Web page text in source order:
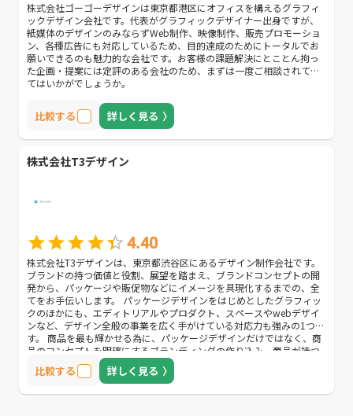
株式会社ゴーゴーデザインは東京都港区にオフィスを構えるグラフィ
ックデザイン会社です。代表がグラフィックデザイナー出身ですが、
紙媒体のデザインのみならずWeb制作、映像制作、販売プロモーショ
ン、各種広告にも対応しているため、目的達成のためにトータルでお
願いできるのも魅力的な会社です。お客様の課題解決にとことん拘っ
た企画・提案には定評のある会社のため、まずは一度ご相談されてみ
てはいかがでしょうか。
比較する 詳しく見る
株式会社T3デザイン
4.40
株式会社T3デザインは、東京都渋谷区にあるデザイン制作会社です。
ブランドの持つ価値と役割、展望を踏まえ、ブランドコンセプトの開
発から、パッケージや販促物などにイメージを具現化するまでの、全
てをお手伝いします。 パッケージデザインをはじめとしたグラフィッ
クのほかにも、エディトリアルやプロダクト、スペースやwebデザイ
ンなど、デザイン全般の事業を広く手がけている対応力も強みの1つで
す。 商品を最も輝かせる為に、パッケージデザインだけではなく、商
品のコンセプトを明確にするブランディングの作り込み、商品が持つ
世界観を広く伝える販促物デザインまでを行い、個性を最大限に引き
出す方法をご提案します。 また撮影やキャスティング、コピーライテ
ィングも対応可能で、オプションフォローも充実しています。 「入念
比較する 詳しく見る